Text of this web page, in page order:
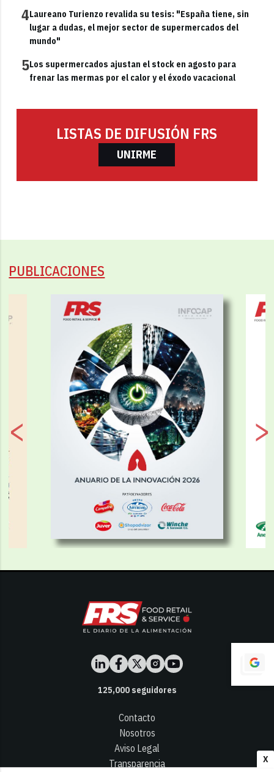
X
4Laureano Turienzo revalida su tesis: "España tiene, sin
lugar a dudas, el mejor sector de supermercados del
mundo"
5Los supermercados ajustan el stock en agosto para
frenar las mermas por el calor y el éxodo vacacional
LISTAS DE DIFUSIÓN FRS
UNIRME
PUBLICACIONES
125,000seguidores
Contacto
Nosotros
Aviso Legal
Transparencia